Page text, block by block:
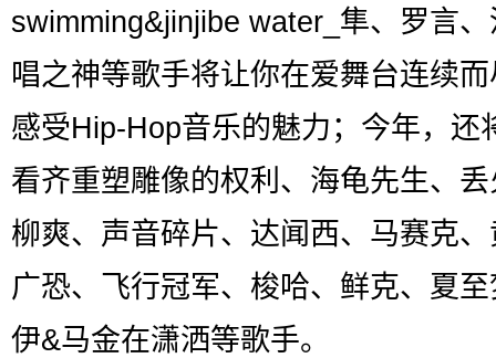
swimming&jinjibe water_隼、罗言
唱之神等歌手将让你在爱舞台连续
感受Hip-Hop音乐的魅力；今年，还
看齐重塑雕像的权利、海龟先生、
柳爽、声音碎片、达闻西、马赛克
广恐、飞行冠军、梭哈、鲜克、夏
伊&马金在潇洒等歌手。